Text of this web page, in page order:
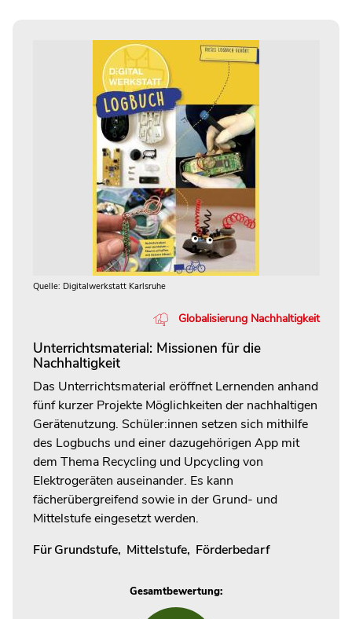
Quelle: Digitalwerkstatt Karlsruhe
Globalisierung Nachhaltigkeit
Unterrichtsmaterial: Missionen für die
Nachhaltigkeit
Das Unterrichtsmaterial eröffnet Lernenden anhand
fünf kurzer Projekte Möglichkeiten der nachhaltigen
Gerätenutzung. Schüler:innen setzen sich mithilfe
des Logbuchs und einer dazugehörigen App mit
dem Thema Recycling und Upcycling von
Elektrogeräten auseinander. Es kann
fächerübergreifend sowie in der Grund- und
Mittelstufe eingesetzt werden.
Für Grundstufe, Mittelstufe, Förderbedarf
Gesamtbewertung: